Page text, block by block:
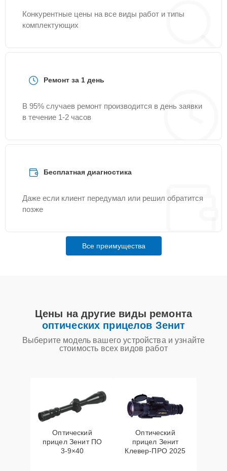
Конкурентные цены на все виды работ и типы
комплектующих
Ремонт за 1 день
В 95% случаев ремонт производится в день заявки
в течение 1-2 часов
Бесплатная диагностика
Даже если клиент передумал или решил обратится
позже
Все преимущества
Цены на другие виды ремонта
оптических прицелов Зенит
Выберите модель вашего устройства и узнайте
стоимость всех видов работ
Оптический
прицел Зенит ПО
3-9×40
Оптический
прицел Зенит
Клевер-ПРО 2025